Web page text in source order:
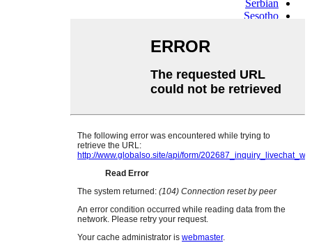
Serbian
Sesotho
Samoan
Scots Gaelic
Sindhi
Swahili
Tajik
Thai
Ukrainian
Urdu